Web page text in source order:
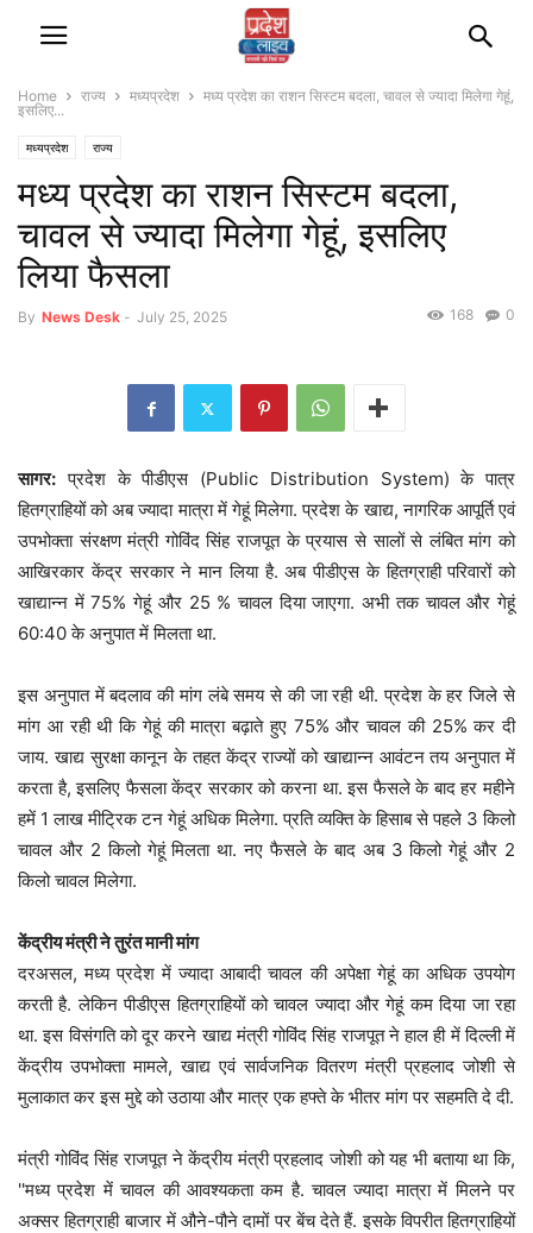
Home राज्‍य मध्यप्रदेश
मध्य प्रदेश का राशन सिस्टम बदला, चावल से ज्यादा मिलेगा गेहूं,
इसलिए...
मध्यप्रदेश राज्‍य
मध्य प्रदेश का राशन सिस्टम बदला,
चावल से ज्यादा मिलेगा गेहूं, इसलिए
लिया फैसला
By News Desk - July 25, 2025 0
168
सागर: प्रदेश के पीडीएस (Public Distribution System) के पात्र
हितग्राहियों को अब ज्यादा मात्रा में गेहूं मिलेगा. प्रदेश के खाद्य, नागरिक आपूर्ति एवं
उपभोक्ता संरक्षण मंत्री गोविंद सिंह राजपूत के प्रयास से सालों से लंबित मांग को
आखिरकार केंद्र सरकार ने मान लिया है. अब पीडीएस के हितग्राही परिवारों को
खाद्यान्न में 75% गेहूं और 25 % चावल दिया जाएगा. अभी तक चावल और गेहूं
60:40 के अनुपात में मिलता था.
इस अनुपात में बदलाव की मांग लंबे समय से की जा रही थी. प्रदेश के हर जिले से
मांग आ रही थी कि गेहूं की मात्रा बढ़ाते हुए 75% और चावल की 25% कर दी
जाय. खाद्य सुरक्षा कानून के तहत केंद्र राज्यों को खाद्यान्न आवंटन तय अनुपात में
करता है, इसलिए फैसला केंद्र सरकार को करना था. इस फैसले के बाद हर महीने
हमें 1 लाख मीट्रिक टन गेहूं अधिक मिलेगा. प्रति व्यक्ति के हिसाब से पहले 3 किलो
चावल और 2 किलो गेहूं मिलता था. नए फैसले के बाद अब 3 किलो गेहूं और 2
किलो चावल मिलेगा.
केंद्रीय मंत्री ने तुरंत मानी मांग
दरअसल, मध्य प्रदेश में ज्यादा आबादी चावल की अपेक्षा गेहूं का अधिक उपयोग
करती है. लेकिन पीडीएस हितग्राहियों को चावल ज्यादा और गेहूं कम दिया जा रहा
था. इस विसंगति को दूर करने खाद्य मंत्री गोविंद सिंह राजपूत ने हाल ही में दिल्ली में
केंद्रीय उपभोक्ता मामले, खाद्य एवं सार्वजनिक वितरण मंत्री प्रहलाद जोशी से
मुलाकात कर इस मुद्दे को उठाया और मात्र एक हफ्ते के भीतर मांग पर सहमति दे दी.
मंत्री गोविंद सिंह राजपूत ने केंद्रीय मंत्री प्रहलाद जोशी को यह भी बताया था कि,
''मध्य प्रदेश में चावल की आवश्यकता कम है. चावल ज्यादा मात्रा में मिलने पर
अक्सर हितग्राही बाजार में औने-पौने दामों पर बेंच देते हैं. इसके विपरीत हितग्राहियों